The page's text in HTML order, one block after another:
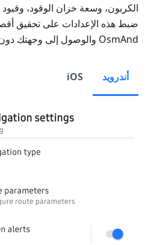
الكربون، وسعة خزان الوقود،
ضبط هذه الإعدادات على تحقيق
OsmAnd والوصول إلى وجهتك دون تأخير غير ضروري.
أندرويد iOS